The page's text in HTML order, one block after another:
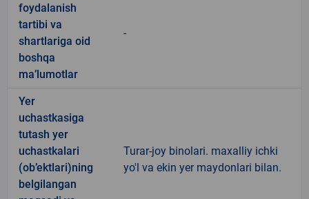
foydalanish
tartibi va
shartlariga oid
boshqa
ma’lumotlar
-
Yer
uchastkasiga
tutash yer
uchastkalari
(ob’ektlari)ning
belgilangan
Turar-joy binolari. maxalliy ichki
yo'l va ekin yer maydonlari bilan.